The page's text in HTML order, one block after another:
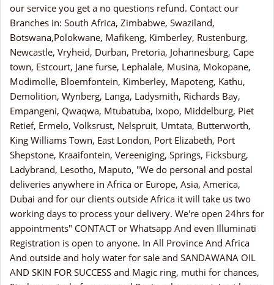
our service you get a no questions refund. Contact our
Branches in: South Africa, Zimbabwe, Swaziland,
Botswana,Polokwane, Mafikeng, Kimberley, Rustenburg,
Newcastle, Vryheid, Durban, Pretoria, Johannesburg, Cape
town, Estcourt, Jane furse, Lephalale, Musina, Mokopane,
Modimolle, Bloemfontein, Kimberley, Mapoteng, Kathu,
Demolition, Wynberg, Langa, Ladysmith, Richards Bay,
Empangeni, Qwaqwa, Mtubatuba, Ixopo, Middelburg, Piet
Retief, Ermelo, Volksrust, Nelspruit, Umtata, Butterworth,
King Williams Town, East London, Port Elizabeth, Port
Shepstone, Kraaifontein, Vereeniging, Springs, Ficksburg,
Ladybrand, Lesotho, Maputo, "We do personal and postal
deliveries anywhere in Africa or Europe, Asia, America,
Dubai and for our clients outside Africa it will take us two
working days to process your delivery. We're open 24hrs for
appointments" CONTACT or Whatsapp And even Illuminati
Registration is open to anyone. In All Province And Africa
And outside and holy water for sale and SANDAWANA OIL
AND SKIN FOR SUCCESS and Magic ring, muthi for chances,